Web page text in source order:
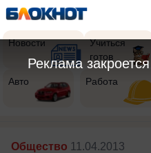
Новости
Учиться
готов
Авто Работа
Общество 11.04.2013
Реклама